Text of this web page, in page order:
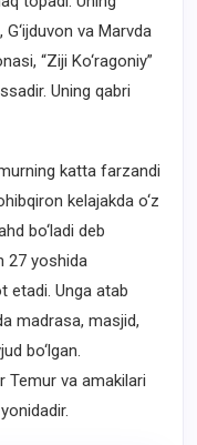
va Marvda
“Ziji Ko‘ragoniy”
Uning qabri
katta farzandi
kelajakda o‘z
bo‘ladi deb
27 yoshida
etadi. Unga atab
madrasa, masjid,
bo‘lgan.
Temur va amakilari